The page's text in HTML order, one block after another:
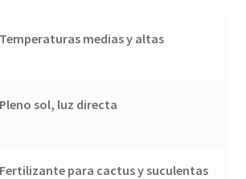
Temperaturas medias y altas
Pleno sol, luz directa
Fertilizante para cactus y suculentas